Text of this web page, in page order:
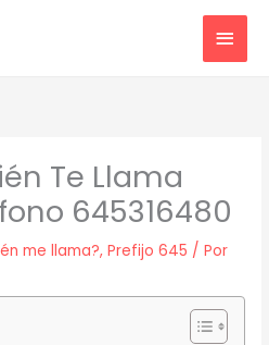
Te Llama
645316480
me llama?,Prefijo 645 / Por